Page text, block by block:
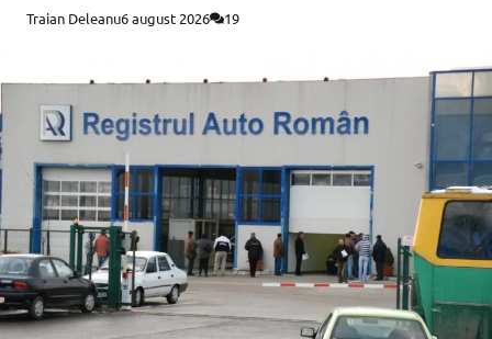
Traian Deleanu6 august 2026 19